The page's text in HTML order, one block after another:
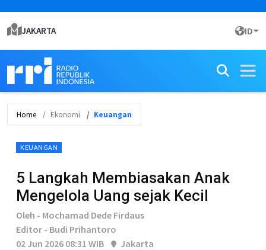
JAKARTA ID
Home Ekonomi Keuangan
KEUANGAN
5 Langkah Membiasakan Anak
Mengelola Uang sejak Kecil
Oleh - Mochamad Dede Firdaus
Editor - Budi Prihantoro
02 Jun 2026 08:31 WIB
Jakarta